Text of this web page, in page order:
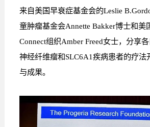
来自美国早衰症基金会的Leslie
童肿瘤基金会Annette Bakker博士和美
Connect组织Amber Freed女士，分享各
神经纤维瘤和SLC6A1疾病患者的疗法
与成果。